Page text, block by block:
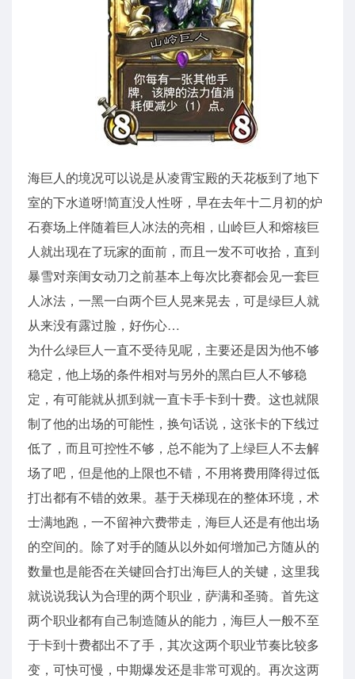
海巨人的境况可以说是从凌霄宝殿的天花板到了地下
室的下水道呀!简直没人性呀，早在去年十二月初的炉
石赛场上伴随着巨人冰法的亮相，山岭巨人和熔核巨
人就出现在了玩家的面前，而且一发不可收拾，直到
暴雪对亲闺女动刀之前基本上每次比赛都会见一套巨
人冰法，一黑一白两个巨人晃来晃去，可是绿巨人就
从来没有露过脸，好伤心…
为什么绿巨人一直不受待见呢，主要还是因为他不够
稳定，他上场的条件相对与另外的黑白巨人不够稳
定，有可能就从抓到就一直卡手卡到十费。这也就限
制了他的出场的可能性，换句话说，这张卡的下线过
低了，而且可控性不够，总不能为了上绿巨人不去解
场了吧，但是他的上限也不错，不用将费用降得过低
打出都有不错的效果。基于天梯现在的整体环境，术
士满地跑，一不留神六费带走，海巨人还是有他出场
的空间的。除了对手的随从以外如何增加己方随从的
数量也是能否在关键回合打出海巨人的关键，这里我
就说说我认为合理的两个职业，萨满和圣骑。首先这
两个职业都有自己制造随从的能力，海巨人一般不至
于卡到十费都出不了手，其次这两个职业节奏比较多
变，可快可慢，中期爆发还是非常可观的。再次这两